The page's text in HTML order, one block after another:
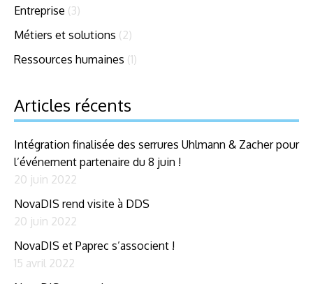
Entreprise (3)
Métiers et solutions (2)
Ressources humaines (1)
Articles récents
Intégration finalisée des serrures Uhlmann & Zacher pour
l’événement partenaire du 8 juin !
20 juin 2022
NovaDIS rend visite à DDS
20 juin 2022
NovaDIS et Paprec s’associent !
15 avril 2022